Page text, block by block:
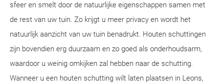
sfeer en smelt door de natuurlijke eigenschappen samen met
de rest van uw tuin. Zo krijgt u meer privacy en wordt het
natuurlijk aanzicht van uw tuin benadrukt. Houten schuttingen
zijn bovendien erg duurzaam en zo goed als onderhoudsarm,
waardoor u weinig omkijken zal hebben naar de schutting.
Wanneer u een houten schutting wilt laten plaatsen in Leons,